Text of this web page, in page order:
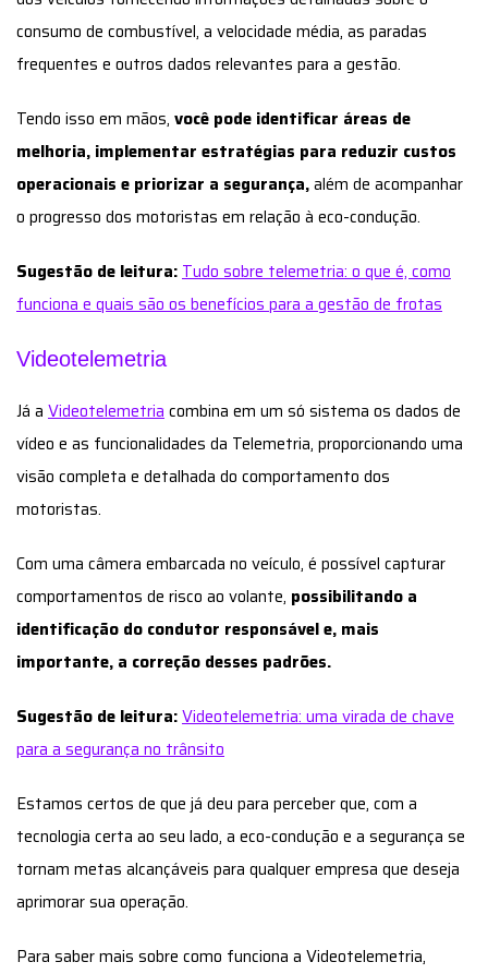
consumo de combustível, a velocidade média, as paradas
frequentes e outros dados relevantes para a gestão.
Tendo isso em mãos, você pode identificar áreas de
melhoria, implementar estratégias para reduzir custos
operacionais e priorizar a segurança,além de acompanhar
o progresso dos motoristas em relação à eco-condução.
Sugestão de leitura: Tudo sobre telemetria: o que é, como
funciona e quais são os benefícios para a gestão de frotas
Videotelemetria
Já a Videotelemetria combina em um só sistema os dados de
vídeo e as funcionalidades da Telemetria, proporcionando uma
visão completa e detalhada do comportamento dos
motoristas.
Com uma câmera embarcada no veículo, é possível capturar
comportamentos de risco ao volante, possibilitando a
identificação do condutor responsável e, mais
importante, a correção desses padrões.
Sugestão de leitura:Videotelemetria: uma virada de chave
para a segurança no trânsito
Estamos certos de que já deu para perceber que, com a
tecnologia certa ao seu lado, a eco-condução e a segurança se
tornam metas alcançáveis para qualquer empresa que deseja
aprimorar sua operação.
Para saber mais sobre como funciona a Videotelemetria,